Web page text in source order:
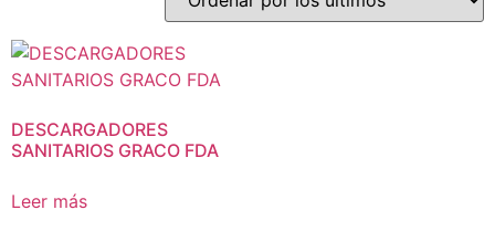
DESCARGADORES
SANITARIOS GRACO FDA
Leer más